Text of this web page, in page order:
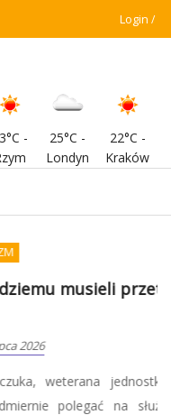
Login
-
25°C -
Londyn
22°C -
Kraków
przetrwać
jednostki specjalnej
na służbach, tylko